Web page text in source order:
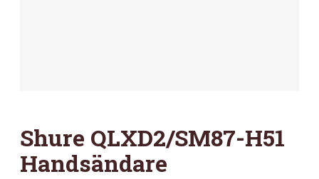
Shure QLXD2/SM87-H51
Handsändare